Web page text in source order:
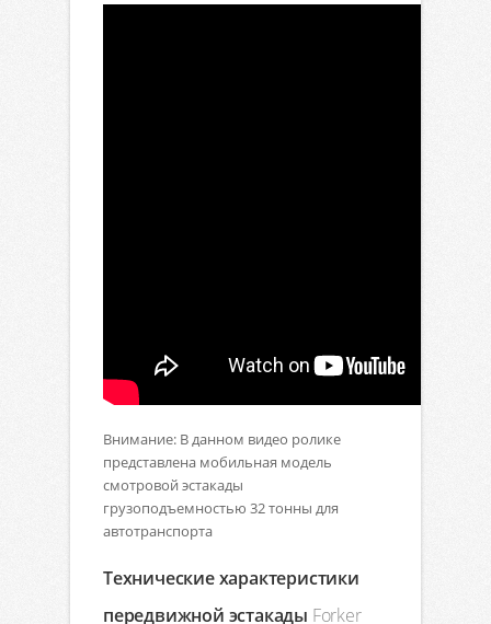
Внимание: В данном видео ролике
представлена мобильная модель
смотровой эстакады
грузоподъемностью 32 тонны для
автотранспорта
Технические характеристики
передвижной эстакады Forker